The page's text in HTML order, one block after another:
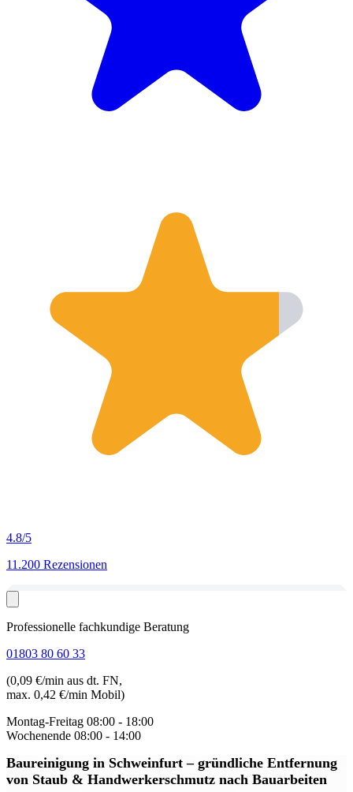
4.8/5
11.200 Rezensionen
Professionelle fachkundige Beratung
01803 80 60 33
(0,09 €/min aus dt. FN,
max. 0,42 €/min Mobil)
Montag-Freitag 08:00 - 18:00
Wochenende 08:00 - 14:00
Baureinigung in Schweinfurt– gründliche Entfernung
von Staub & Handwerkerschmutz nach Bauarbeiten